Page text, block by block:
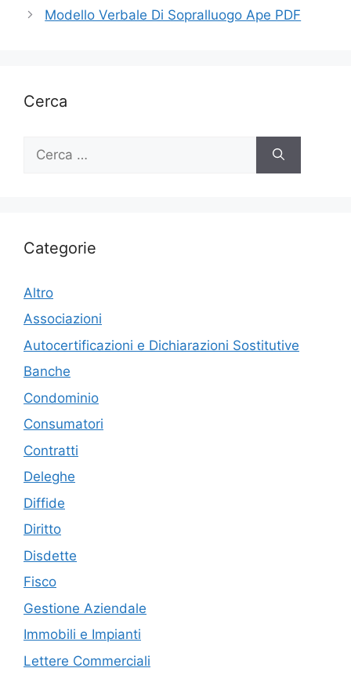
Modello Verbale Di Sopralluogo Ape PDF
Cerca
per:
Categorie
Altro
Associazioni
Autocertificazioni e Dichiarazioni Sostitutive
Banche
Condominio
Consumatori
Contratti
Deleghe
Diffide
Diritto
Disdette
Fisco
Gestione Aziendale
Immobili e Impianti
Lettere Commerciali